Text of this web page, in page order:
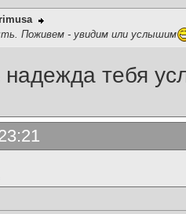
Поживем - увидим или услышим
надежда тебя